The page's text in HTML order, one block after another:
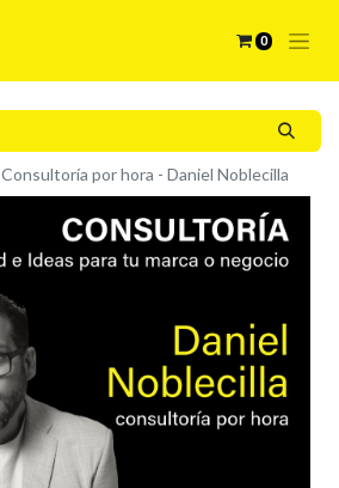
0
Consultoría por hora - Daniel Noblecilla